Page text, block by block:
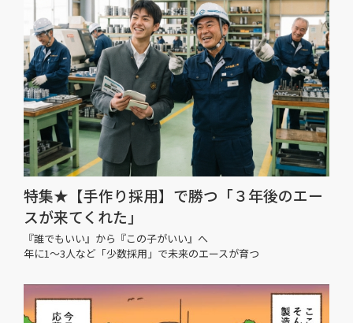
特集★【手作り採用】で勝つ「３年後のエー
スが来てくれた」
『誰でもいい』から『この子がいい』へ
年に1〜3人など「少数採用」で未来のエースが育つ